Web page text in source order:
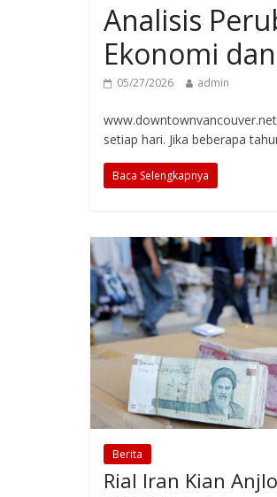
Analisis
Ekonomi
05/27/2026 admin
setiap hari. Jika beberapa
Baca Selengkapnya
Berita
Rial Iran Kian